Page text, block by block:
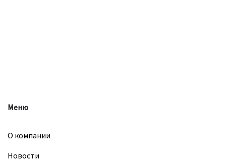
Меню
О компании
Новости